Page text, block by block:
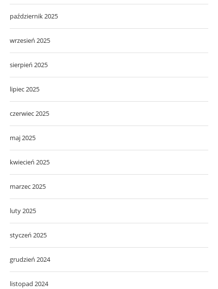
październik 2025
wrzesień 2025
sierpień 2025
lipiec 2025
czerwiec 2025
maj 2025
kwiecień 2025
marzec 2025
luty 2025
styczeń 2025
grudzień 2024
listopad 2024